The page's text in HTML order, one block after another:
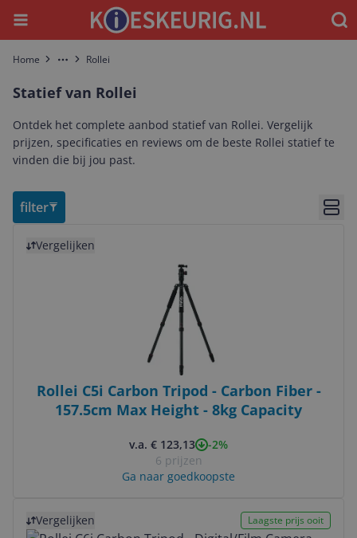
Menu
Home More Rollei
Statief van Rollei
Ontdek het complete aanbod statief van Rollei. Vergelijk
prijzen, specificaties en reviews om de beste Rollei statief te
vinden die bij jou past.
filter
Vergelijken
Rollei C5i Carbon Tripod - Carbon Fiber -
157.5cm Max Height - 8kg Capacity
v.a. € 123,13
-2%
6 prijzen
Ga naar goedkoopste
Vergelijken Laagste prijs ooit